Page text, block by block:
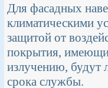
Для фасадных
климатическими
защитой от
покрытия,
излучению, будут
срока службы.